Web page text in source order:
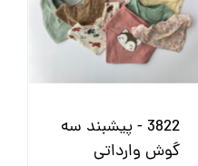
3822 - پیشبند سه
گوش وارداتی